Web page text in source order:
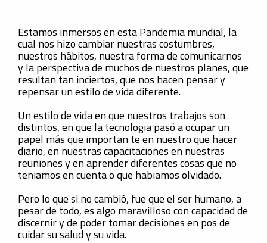
Estamos inmersos en esta Pandemia mundial, la
cual nos hizo cambiar nuestras costumbres,
nuestros hábitos, nuestra forma de comunicarnos
y la perspectiva de muchos de nuestros planes, que
resultan tan inciertos, que nos hacen pensar y
repensar un estilo de vida diferente.
Un estilo de vida en que nuestros trabajos son
distintos, en que la tecnologia pasó a ocupar un
papel más que importan te en nuestro que hacer
diario, en nuestras capacitaciones en nuestras
reuniones y en aprender diferentes cosas que no
teniamos en cuenta o que habiamos olvidado.
Pero lo que si no cambió, fue que el ser humano, a
pesar de todo, es algo maravilloso con capacidad de
discernir y de poder tomar decisiones en pos de
cuidar su salud y su vida.